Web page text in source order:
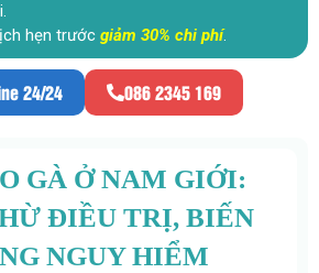
hẹn trước giảm 30% chi phí.
24/24 086 2345 169
GÀ Ở NAM GIỚI:
ĐIỀU TRỊ, BIẾN
NGUY HIỂM